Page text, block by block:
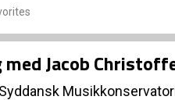
med Jacob
Syddansk